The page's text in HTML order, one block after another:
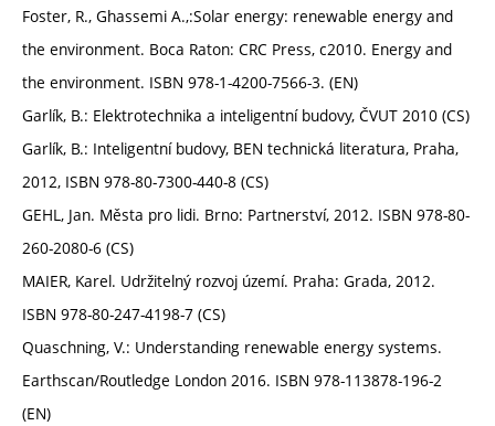
Foster, R., Ghassemi A.,:Solar energy: renewable energy and
the environment. Boca Raton: CRC Press, c2010. Energy and
the environment. ISBN 978-1-4200-7566-3. (EN)
Garlík, B.: Elektrotechnika a inteligentní budovy, ČVUT 2010 (CS)
Garlík, B.: Inteligentní budovy, BEN technická literatura, Praha,
2012, ISBN 978-80-7300-440-8 (CS)
GEHL, Jan. Města pro lidi. Brno: Partnerství, 2012. ISBN 978-80-
260-2080-6 (CS)
MAIER, Karel. Udržitelný rozvoj území. Praha: Grada, 2012.
ISBN 978-80-247-4198-7 (CS)
Quaschning, V.: Understanding renewable energy systems.
Earthscan/Routledge London 2016. ISBN 978-113878-196-2
(EN)